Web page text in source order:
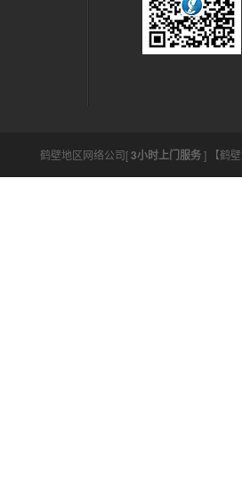
鹤壁地区网络公司[3小时上门服务] 【鹤